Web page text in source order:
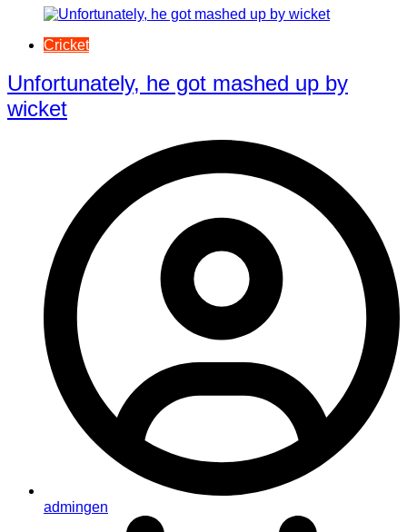
Cricket
Unfortunately, he got mashed up by
wicket
admingen